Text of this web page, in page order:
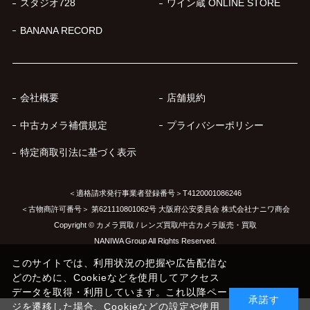
スタジオ728 ワイン蔵 ONLINE STORE
BANANA RECORD
会社概要 店舗規約
中古カメラ補償規定 プライバシーポリシー
特定商取引法に基づく表示
＜適格請求発行事業者登録番号＞T4120001086246
＜古物商許可番号＞ 第621110801062号 大阪府公安委員会 株式会社ナニワ商会
Copyright © カメラ買取 / レンズ買取/中古カメラ販売・買取
NANIWA Group All Rights Reserved.
このサイトでは、利用状況の把握や広告配信な
どのために、Cookieなどを使用してアクセス
データを取得・利用しています。これ以降ペー
ジを遷移した場合、Cookieなどの設定や使用
承諾す